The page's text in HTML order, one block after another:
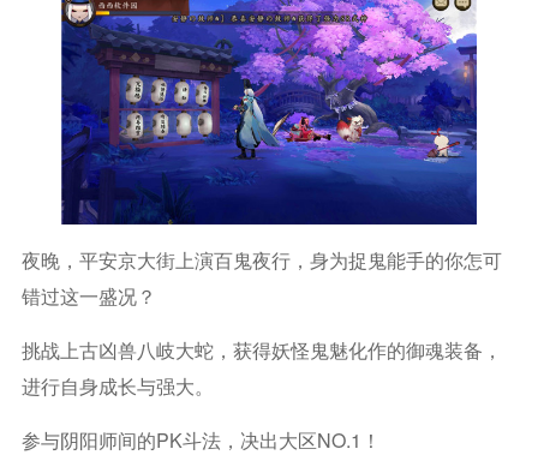
夜晚，平安京大街上演百鬼夜行，身为捉鬼能手的你怎可
错过这一盛况？
挑战上古凶兽八岐大蛇，获得妖怪鬼魅化作的御魂装备，
进行自身成长与强大。
参与阴阳师间的PK斗法，决出大区NO.1！